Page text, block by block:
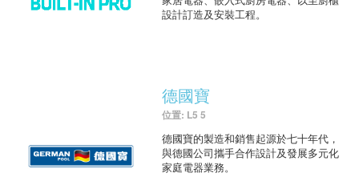
設計訂造及安裝工程。
德國寶
位置: L5 5
德國寶的製造和銷售起源於七十年代，
與德國公司攜手合作設計及發展多元化
家庭電器業務。